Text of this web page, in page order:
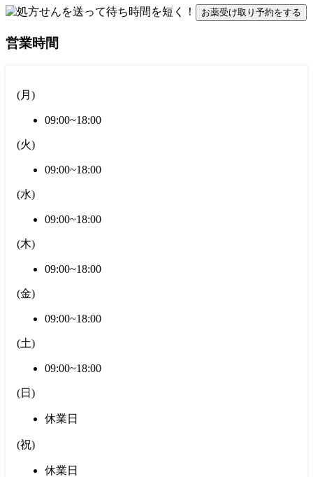
お薬受け取り予約をする
営業時間
(月 )
09:00~18:00
(火)
09:00~18:00
(水)
09:00~18:00
(木)
09:00~18:00
(金)
09:00~18:00
(土)
09:00~18:00
(日 )
休業日
(祝)
休業日